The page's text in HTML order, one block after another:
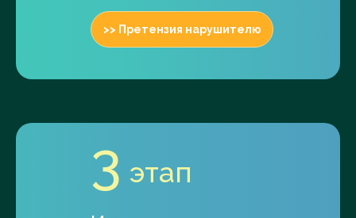
>> Претензия нарушителю
3 этап